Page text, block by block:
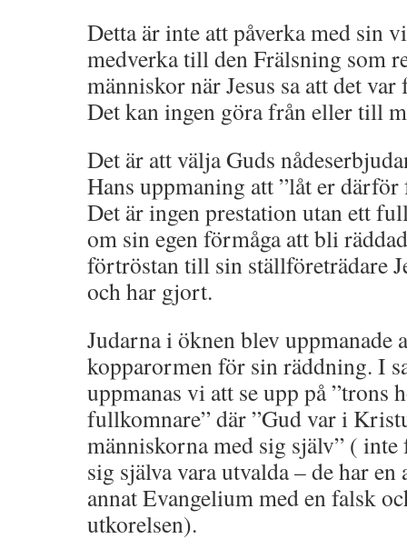
Detta är inte att påverka med sin
medverka till den Frälsning som
människor när Jesus sa att det
Det kan ingen göra från eller till
Det är att välja Guds
Hans uppmaning att ”låt er därför
Det är ingen prestation utan ett
om sin egen förmåga att bli
förtröstan till sin ställföreträdare
och har gjort.
Judarna i öknen blev uppmanade
kopparormen för sin räddning. I
uppmanas vi att se upp på ”trons
fullkomnare” där ”Gud var i
människorna med sig själv” (
sig själva vara utvalda – de har en
annat Evangelium med en falsk
utkorelsen).